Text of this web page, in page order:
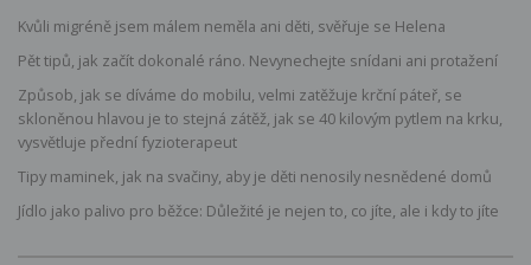
Kvůli migréně jsem málem neměla ani děti, svěřuje se Helena
Pět tipů, jak začít dokonalé ráno. Nevynechejte snídani ani protažení
Způsob, jak se díváme do mobilu, velmi zatěžuje krční páteř, se
skloněnou hlavou je to stejná zátěž, jak se 40 kilovým pytlem na krku,
vysvětluje přední fyzioterapeut
Tipy maminek, jak na svačiny, aby je děti nenosily nesnědené domů
Jídlo jako palivo pro běžce: Důležité je nejen to, co jíte, ale i kdy to jíte